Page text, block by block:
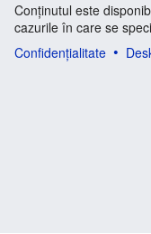
Conținutul este
cazurile în care se
Confidențialitate